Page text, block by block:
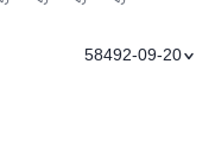
58492-09-20